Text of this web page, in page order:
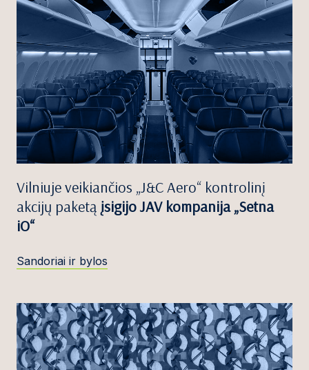
Vilniuje veikiančios „J&C Aero“ kontrolinį
akcijų paketą įsigijo JAV kompanija „Setna
iO“
Sandoriai ir bylos